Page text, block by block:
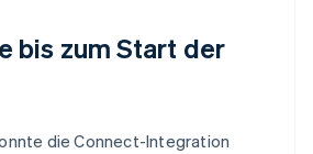
bis zum Start der
die Connect-Integration